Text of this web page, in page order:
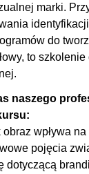
- research
wstęp
- tworzenie logo
archwizacja plików
marki.
do
to
naszego
wpływa
pojęcia
dotyczącą